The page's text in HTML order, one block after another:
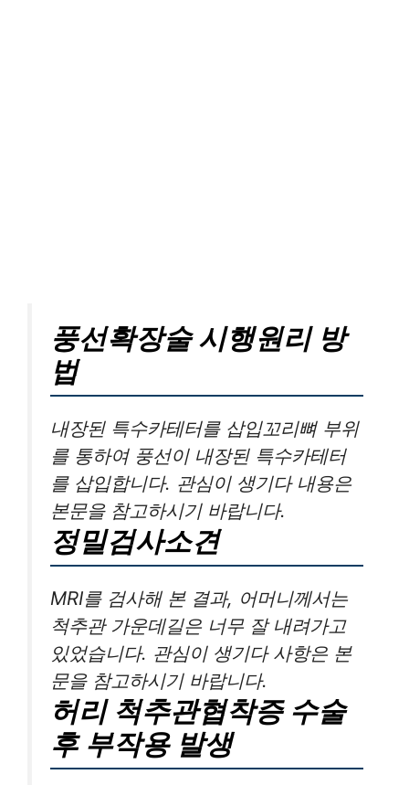
풍선확장술 시행원리 방
법
내장된 특수카테터를 삽입꼬리뼈 부위
를 통하여 풍선이 내장된 특수카테터
를 삽입합니다. 관심이 생기다 내용은
본문을 참고하시기 바랍니다.
정밀검사소견
MRI를 검사해 본 결과, 어머니께서는
척추관 가운데길은 너무 잘 내려가고
있었습니다. 관심이 생기다 사항은 본
문을 참고하시기 바랍니다.
허리 척추관협착증 수술
후 부작용 발생